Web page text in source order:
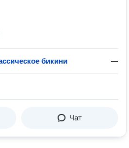
бикини —
Чат